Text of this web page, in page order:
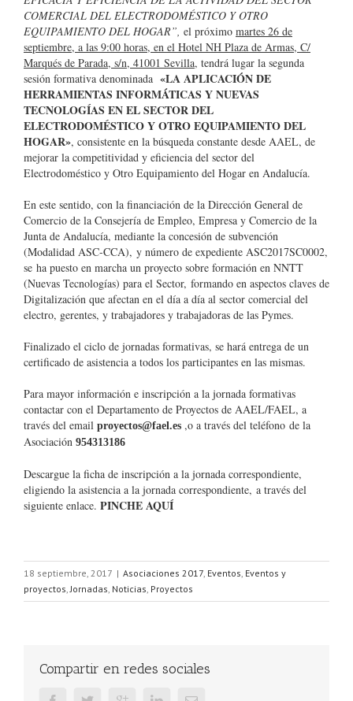
COMERCIAL DEL ELECTRODOMÉSTICO Y OTRO
EQUIPAMIENTO DEL HOGAR”, el próximo martes 26 de
septiembre, a las 9:00 horas, en el Hotel NH Plaza de Armas, C/
Marqués de Parada, s/n, 41001 Sevilla, tendrá lugar la segunda
sesión formativa denominada «LA APLICACIÓN DE
HERRAMIENTAS INFORMÁTICAS Y NUEVAS
TECNOLOGÍAS EN EL SECTOR DEL
ELECTRODOMÉSTICO Y OTRO EQUIPAMIENTO DEL
HOGAR», consistente en la búsqueda constante desde AAEL, de
mejorar la competitividad y eficiencia del sector del
Electrodoméstico y Otro Equipamiento del Hogar en Andalucía.
En este sentido, con la financiación de la Dirección General de
Comercio de la Consejería de Empleo, Empresa y Comercio de la
Junta de Andalucía, mediante la concesión de subvención
(Modalidad ASC-CCA), y número de expediente ASC2017SC0002,
se ha puesto en marcha un proyecto sobre formación en NNTT
(Nuevas Tecnologías) para el Sector, formando en aspectos claves de
Digitalización que afectan en el día a día al sector comercial del
electro, gerentes, y trabajadores y trabajadoras de las Pymes.
Finalizado el ciclo de jornadas formativas, se hará entrega de un
certificado de asistencia a todos los participantes en las mismas.
Para mayor información e inscripción a la jornada formativas
contactar con el Departamento de Proyectos de AAEL/FAEL, a
través del email proyectos@fael.es ,o a través del teléfono de la
Asociación 954313186
Descargue la ficha de inscripción a la jornada correspondiente,
eligiendo la asistencia a la jornada correspondiente, a través del
siguiente enlace. PINCHE AQUÍ
18 septiembre, 2017 | Asociaciones 2017, Eventos, Eventos y
proyectos,Jornadas, Noticias, Proyectos
Compartir en redes sociales